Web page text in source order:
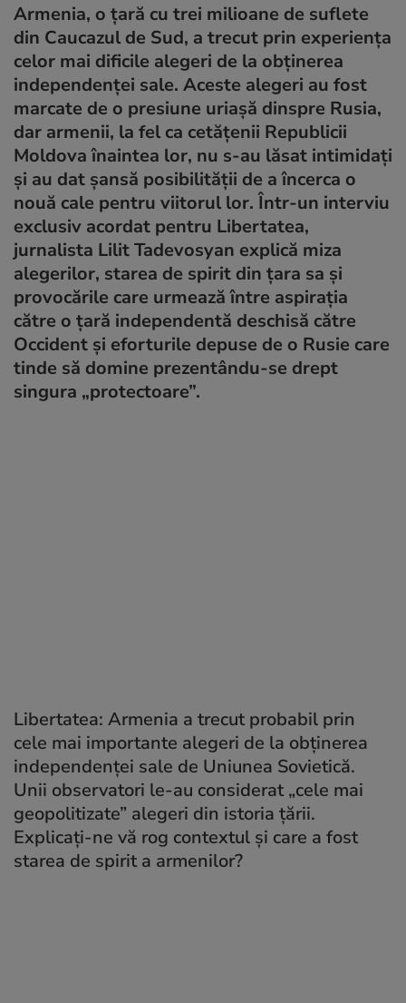
Armenia, o țară cu trei milioane de suflete
din Caucazul de Sud, a trecut prin experiența
celor mai dificile alegeri de la obținerea
independenței sale. Aceste alegeri au fost
marcate de o presiune uriașă dinspre Rusia,
dar armenii, la fel ca cetățenii Republicii
Moldova înaintea lor, nu s-au lăsat intimidați
și au dat șansă posibilității de a încerca o
nouă cale pentru viitorul lor. Într-un interviu
exclusiv acordat pentru Libertatea,
jurnalista Lilit Tadevosyan explică miza
alegerilor, starea de spirit din țara sa și
provocările care urmează între aspirația
către o țară independentă deschisă către
Occident și eforturile depuse de o Rusie care
tinde să domine prezentându-se drept
singura „protectoare”.
Libertatea: Armenia a trecut probabil prin
cele mai importante alegeri de la obținerea
independenței sale de Uniunea Sovietică.
Unii observatori le-au considerat „cele mai
geopolitizate” alegeri din istoria țării.
Explicați-ne vă rog contextul și care a fost
starea de spirit a armenilor?